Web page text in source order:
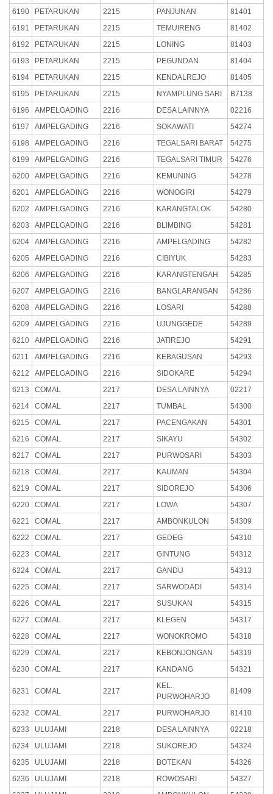
6190
PETARUKAN 2215 PANJUNAN
81401
6191
PETARUKAN 2215 TEMUIRENG
81402
6192
PETARUKAN 2215 LONING
81403
6193
PETARUKAN 2215 PEGUNDAN
81404
6194
PETARUKAN 2215 KENDALREJO
81405
6195
PETARUKAN 2215 NYAMPLUNG SARI
B7138
6196
AMPELGADING 2216 DESA LAINNYA
02216
6197
AMPELGADING 2216 SOKAWATI
54274
6198
AMPELGADING 2216 TEGALSARI BARAT
54275
6199
AMPELGADING 2216 TEGALSARI TIMUR
54276
6200
AMPELGADING 2216 KEMUNING
54278
6201
AMPELGADING 2216 WONOGIRI
54279
6202
AMPELGADING 2216 KARANGTALOK
54280
6203
AMPELGADING 2216 BLIMBING
54281
6204
AMPELGADING 2216 AMPELGADING
54282
6205
AMPELGADING 2216 CIBIYUK
54283
6206
AMPELGADING 2216 KARANGTENGAH
54285
6207
AMPELGADING 2216 BANGLARANGAN
54286
6208
AMPELGADING 2216 LOSARI
54288
6209
AMPELGADING 2216 UJUNGGEDE
54289
6210
AMPELGADING 2216 JATIREJO
54291
6211
AMPELGADING 2216 KEBAGUSAN
54293
6212
AMPELGADING 2216 SIDOKARE
54294
6213
COMAL 2217 DESA LAINNYA
02217
6214
COMAL 2217 TUMBAL
54300
6215
COMAL 2217 PACENGAKAN
54301
6216
COMAL 2217 SIKAYU
54302
6217
COMAL 2217 PURWOSARI
54303
6218
COMAL 2217 KAUMAN
54304
6219
COMAL 2217 SIDOREJO
54306
6220
COMAL 2217 LOWA
54307
6221
COMAL 2217 AMBONKULON
54309
6222
COMAL 2217 GEDEG
54310
6223
COMAL 2217 GINTUNG
54312
6224
COMAL 2217 GANDU
54313
6225
COMAL 2217 SARWODADI
54314
6226
COMAL 2217 SUSUKAN
54315
6227
COMAL 2217 KLEGEN
54317
6228
COMAL 2217 WONOKROMO
54318
6229
COMAL 2217 KEBONJONGAN
54319
6230
COMAL 2217 KANDANG 54321
6231 COMAL 2217
KEL.
PURWOHARJO
81409
6232 COMAL 2217 PURWOHARJO
81410
6233
ULUJAMI 2218 DESA LAINNYA
02218
6234
ULUJAMI 2218 SUKOREJO
54324
6235
ULUJAMI 2218 BOTEKAN
54326
6236
ULUJAMI 2218 ROWOSARI
54327